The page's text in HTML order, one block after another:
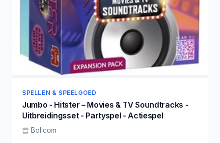
SPELLEN & SPEELGOED
Jumbo - Hitster – Movies & TV Soundtracks -
Uitbreidingsset - Partyspel - Actiespel
Bol.com